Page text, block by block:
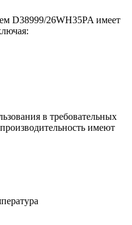
D38999/26WH35PA имеет
в требовательных
имеют